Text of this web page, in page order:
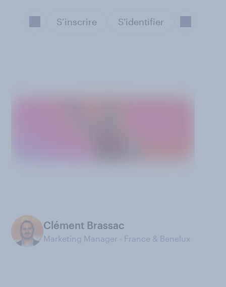
S’inscrire S'identifier
Clément Brassac
Marketing Manager - France & Benelux